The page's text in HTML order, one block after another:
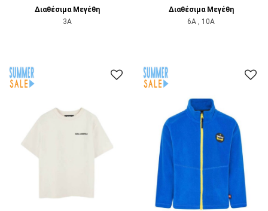
Διαθέσιμα Μεγέθη
3A
Διαθέσιμα Μεγέθη
6A , 10A